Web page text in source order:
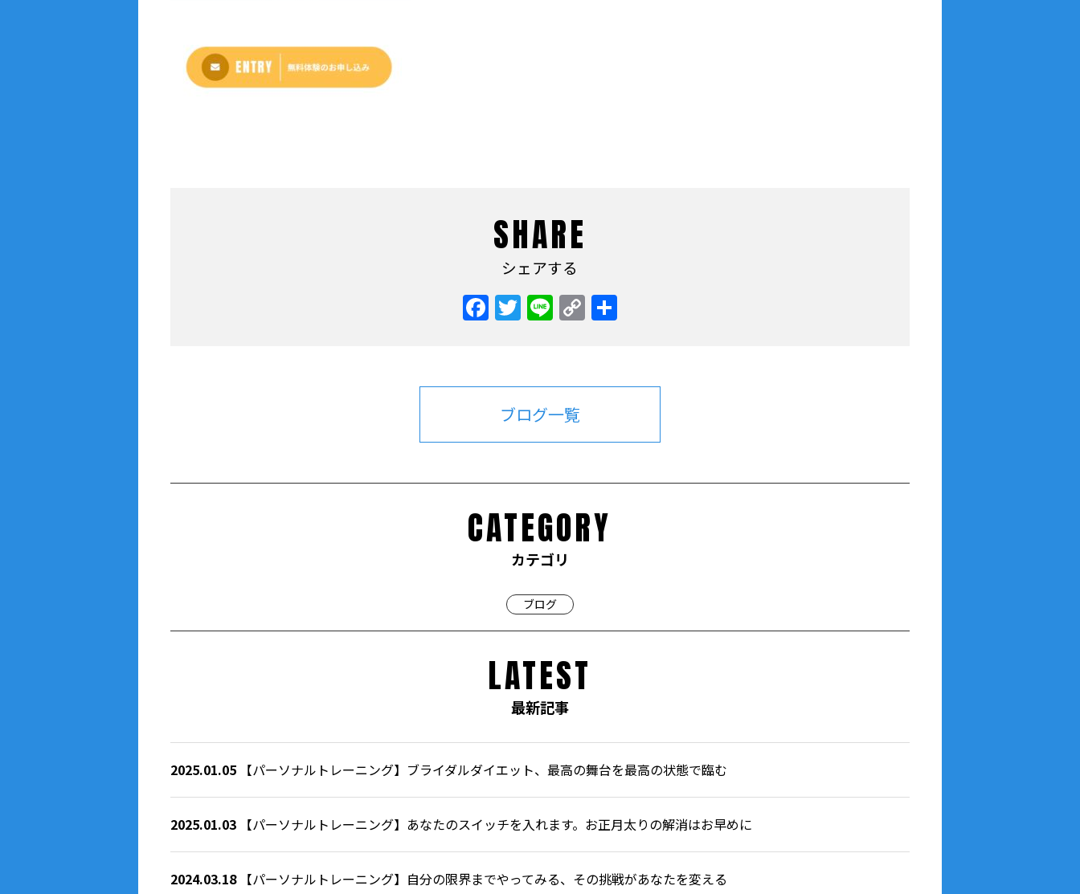
SHARE
シェアする
Facebook
Twitter
LineCopy
Link
共
ブログ一覧
CATEGORY
カテゴリ
ブログ
LATEST
最新記事
2025.01.05【パーソナルトレーニング】ブライダルダイエット、最高の舞台を最高の状態で臨む
2025.01.03【パーソナルトレーニング】あなたのスイッチを入れます。お正月太りの解消はお早めに
2024.03.18【パーソナルトレーニング】自分の限界までやってみる、その挑戦があなたを変える